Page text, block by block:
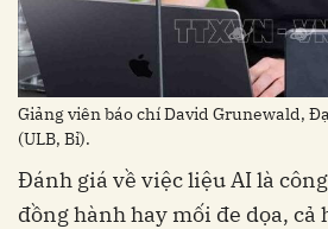
Giảng viên báo chí David Grunewald,
(ULB, Bỉ).
Đánh giá về việc liệu AI là
đồng hành hay mối đe dọa, cả